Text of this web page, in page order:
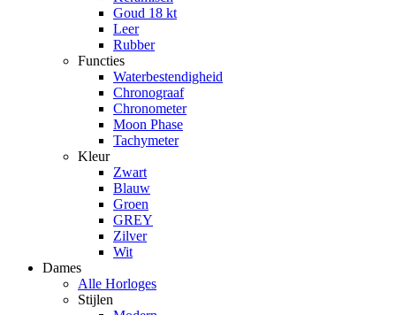
Goud 18 kt
Leer
Rubber
Functies
Waterbestendigheid
Chronograaf
Chronometer
Moon Phase
Tachymeter
Kleur
Zwart
Blauw
Groen
GREY
Zilver
Wit
Dames
Alle Horloges
Stijlen